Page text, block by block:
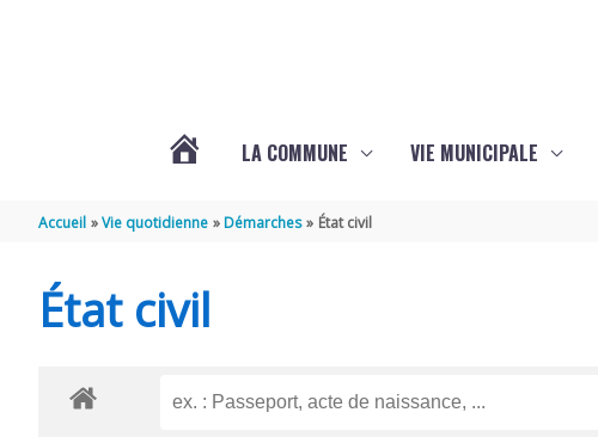
LA COMMUNE VIE MUNICIPALE
Accueil Vie quotidienne Démarches État civil
État civil